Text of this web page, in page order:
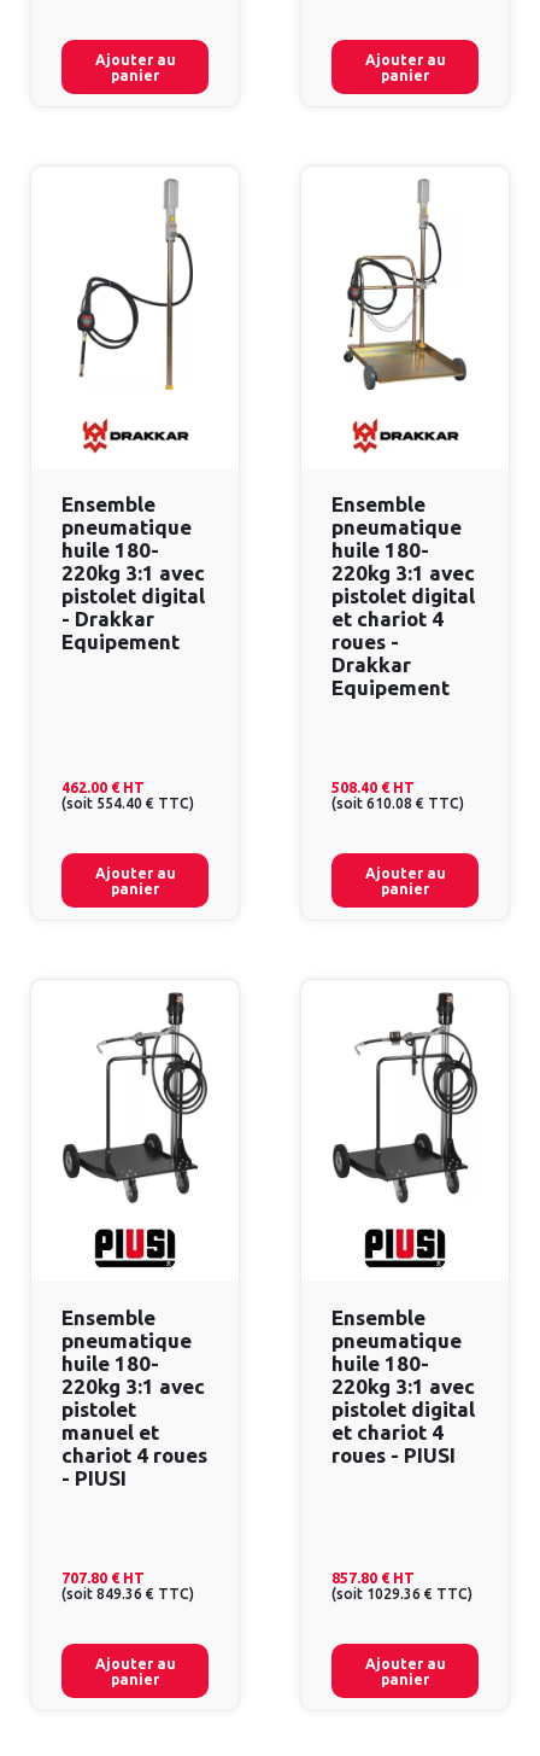
Ajouter au
panier
Ajouter au
panier
Ensemble
pneumatique
huile 180-
220kg 3:1 avec
pistolet digital
- Drakkar
Equipement
462.00 € HT
(soit 554.40 € TTC)
Ajouter au
panier
Ensemble
pneumatique
huile 180-
220kg 3:1 avec
pistolet digital
et chariot 4
roues -
Drakkar
Equipement
508.40 € HT
(soit 610.08 € TTC)
Ajouter au
panier
Ensemble
pneumatique
huile 180-
220kg 3:1 avec
pistolet
manuel et
chariot 4 roues
- PIUSI
707.80 € HT
(soit 849.36 € TTC)
Ajouter au
panier
Ensemble
pneumatique
huile 180-
220kg 3:1 avec
pistolet digital
et chariot 4
roues - PIUSI
857.80 € HT
(soit 1029.36 € TTC)
Ajouter au
panier